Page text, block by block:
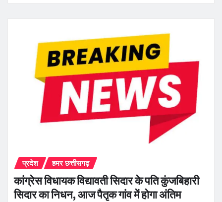
प्रदेश हमर छत्तीसगढ़
कांग्रेस विधायक विद्यावती सिदार के पति कुंजबिहारी
सिदार का निधन, आज पैतृक गांव में होगा अंतिम